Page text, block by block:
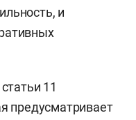
и
11
предусматривает